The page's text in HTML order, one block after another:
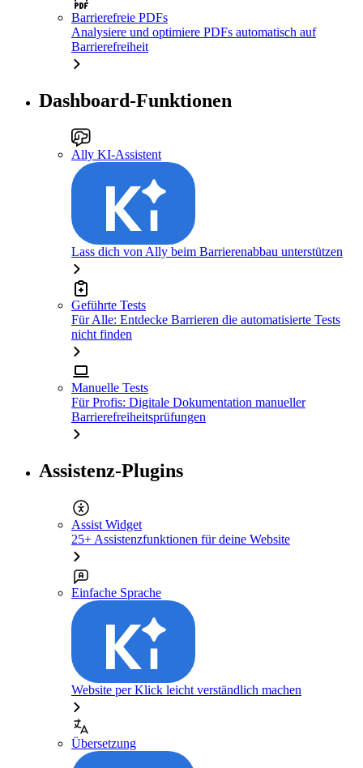
Barrierefreie PDFs
Analysiere und optimiere PDFs automatisch auf
Barrierefreiheit
Dashboard-Funktionen
Ally KI-Assistent
Lass dich von Ally beim Barrierenabbau unterstützen
Geführte Tests
Für Alle: Entdecke Barrieren die automatisierte Tests
nicht finden
Manuelle Tests
Für Profis: Digitale Dokumentation manueller
Barrierefreiheitsprüfungen
Assistenz-Plugins
Assist Widget
25+ Assistenzfunktionen für deine Website
Einfache Sprache
Website per Klick leicht verständlich machen
Übersetzung